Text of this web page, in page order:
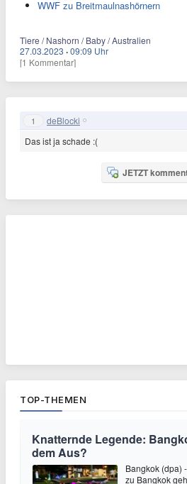
WWF zu Breitmaulnashörnern
Tiere / Nashorn / Baby / Australien
27.03.2023 ·09:09 Uhr
[1 Kommentar]
1 deBlocki
Das ist ja schade :(
JETZT
TOP-THEMEN
Knatternde Legende:
dem Aus?
Bangkok (dpa)
zu Bangkok